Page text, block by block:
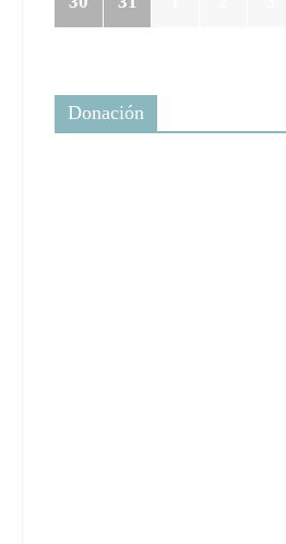
Donación